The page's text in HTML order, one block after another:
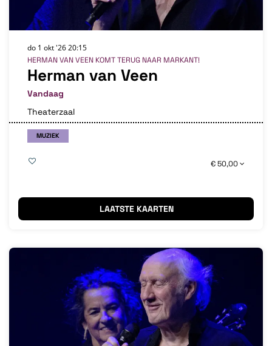
Herman van Veen
Vandaag
HERMAN VAN VEEN KOMT TERUG NAAR MARKANT!
do 1 okt '2620:15
Theaterzaal
MUZIEK
€ 50,00
LAATSTE KAARTEN